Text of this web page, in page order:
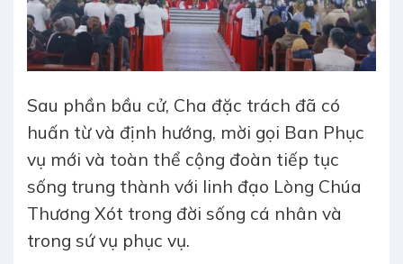
Sau phần bầu cử, Cha đặc trách đã có
huấn từ và định hướng, mời gọi Ban Phục
vụ mới và toàn thể cộng đoàn tiếp tục
sống trung thành với linh đạo Lòng Chúa
Thương Xót trong đời sống cá nhân và
trong sứ vụ phục vụ.